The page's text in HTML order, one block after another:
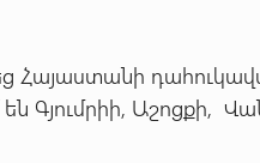
Հայաստանի
Գյումրիի, Աշոցքի,